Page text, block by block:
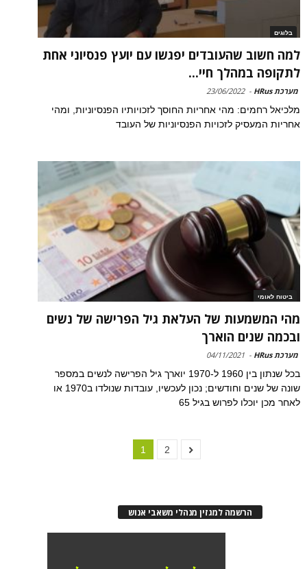
בלוגים
למה חשוב שהעובדים יפגשו עם יועץ פנסיוני אחת
לתקופה במהלך חיי...
מערכת HRus -
23/06/2022
מלכיאל רחמים: מהי אחריות החוסך לזכויותיו הפנסיוניות, ומהי
אחריות המעסיק לזכויות הפנסיוניות של העובד
ביטוח לאומי
מהי המשמעות של העלאת גיל הפרישה של נשים
ובכמה שנים הוארך
מערכת HRus -
04/11/2021
בכל שנתון בין 1960 ל-1970 יוארך גיל הפרישה לנשים במספר
שונה של שנים וחודשים; נכון לעכשיו, עובדות שנולדו ב1970 או
לאחר מכן יוכלו לפרוש בגיל 65
1 2
הרשמה למגזין מנהלי משאבי אנוש